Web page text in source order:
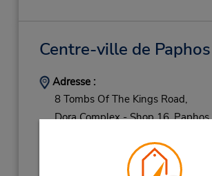
Centre-ville de Paphos
Adresse :
8 Tombs Of The Kings Road,
Dora Complex - Shop 16, Paphos,